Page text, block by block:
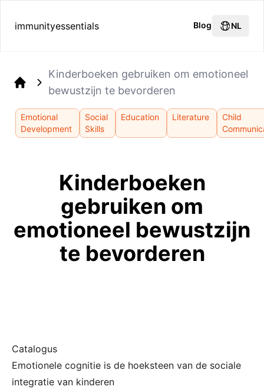
immunityessentials Blog NL
Kinderboeken gebruiken om emotioneel
bewustzijn te bevorderen
Emotional
Development
Social
Skills
Education Literature
Child
Kinderboeken
gebruiken om
emotioneel bewustzijn
te bevorderen
Catalogus
Emotionele cognitie is de hoeksteen van de sociale
integratie van kinderen